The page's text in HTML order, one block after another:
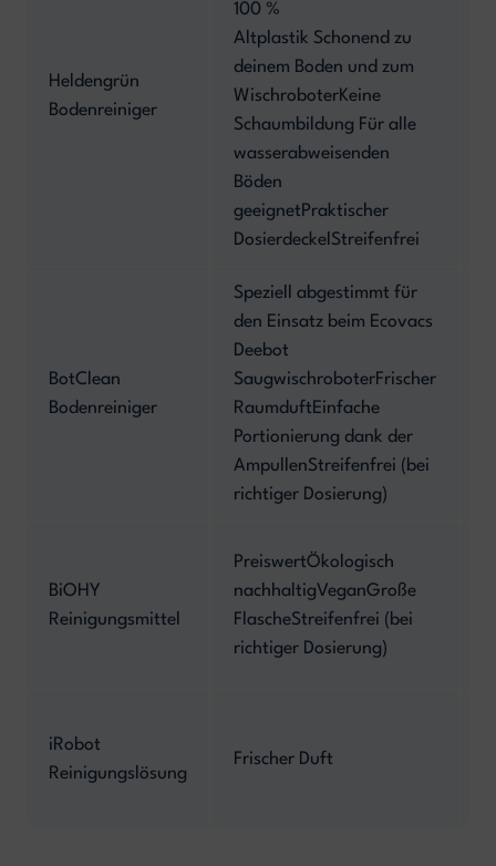
Heldengrün
Bodenreiniger
100 %
Altplastik Schonend zu
deinem Boden und zum
WischroboterKeine
Schaumbildung Für alle
wasserabweisenden
Böden
geeignetPraktischer
DosierdeckelStreifenfrei
BotClean
Bodenreiniger
Speziell abgestimmt für
den Einsatz beim Ecovacs
Deebot
SaugwischroboterFrischer
RaumduftEinfache
Portionierung dank der
AmpullenStreifenfrei (bei
richtiger Dosierung)
BiOHY
Reinigungsmittel
PreiswertÖkologisch
nachhaltigVeganGroße
FlascheStreifenfrei (bei
richtiger Dosierung)
iRobot
Reinigungslösung
Frischer Duft